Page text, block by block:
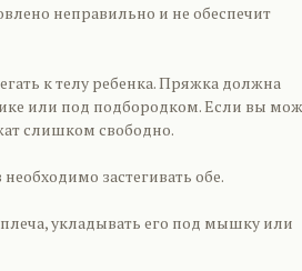
неправильно и не обеспечит
к телу ребенка. Пряжка должна
или под подбородком. Если вы
слишком свободно.
застегивать обе.
укладывать его под мышку или